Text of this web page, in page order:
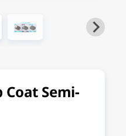
Coat Semi-